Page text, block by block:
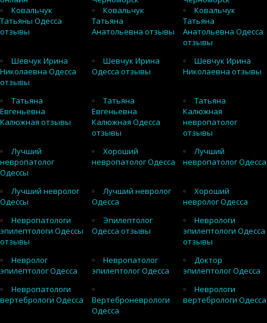
Ковальчук
Татьяны Одесса
отзывы
Ковальчук
Татьяна
Анатольевна отзывы
Ковальчук
Татьяна
Анатольевна Одесса
отзывы
Шевчук Ирина
Николаевна Одесса
отзывы
Шевчук Ирина
Одесса отзывы
Шевчук Ирина
Николаевна отзывы
Татьяна
Евгеньевна
Калюжная отзывы
Татьяна
Евгеньевна
Калюжная Одесса
отзывы
Татьяна
Калюжная
невропатолог
отзывы
Лучший
невропатолог
Одессы
Хороший
невропатолог Одесса
Лучший
невропатолог Одесса
Лучший невролог
Одессы
Лучший невролог
Одесса
Хороший
невролог Одесса
Невропатологи
эпилептологи Одессы
отзывы
Эпилептолог
Одесса отзывы
Неврологи
эпилептологи Одесса
отзывы
Невролог
эпилептолог Одесса
Невропатолог
эпилептолог Одесса
Доктор
эпилептолог Одесса
Невропатологи
вертебрологи Одесса
Вертеброневрологи
Одесса
Неврологи
вертебрологи Одесса